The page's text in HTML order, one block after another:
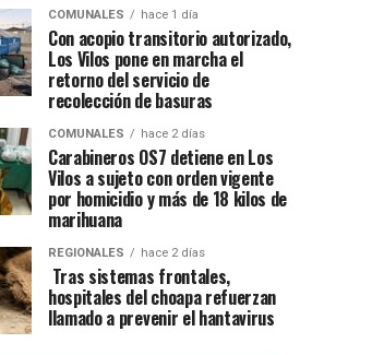
COMUNALES hace 1 día
Con acopio transitorio autorizado,
Los Vilos pone en marcha el
retorno del servicio de
recolección de basuras
COMUNALES hace 2 días
Carabineros OS7 detiene en Los
Vilos a sujeto con orden vigente
por homicidio y más de 18 kilos de
marihuana
REGIONALES hace 2 días
Tras sistemas frontales,
hospitales del choapa refuerzan
llamado a prevenir el hantavirus